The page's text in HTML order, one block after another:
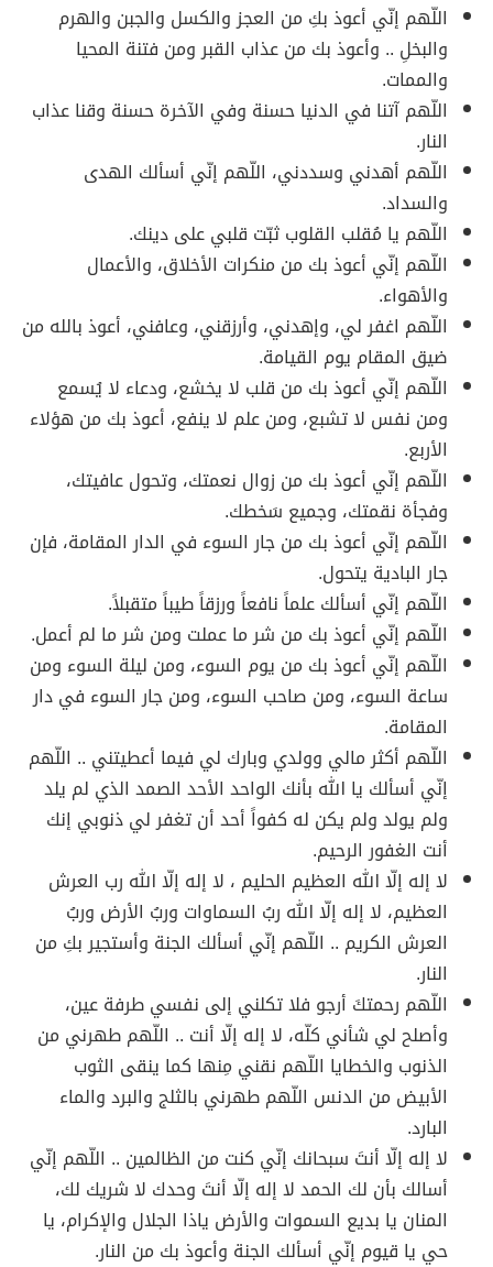
اللّهم إنّي أعوذ بكِ من العجز والكسل والجبن والهرم
والبخلِ .. وأعوذ بك من عذاب القبر ومن فتنة المحيا
والممات.
اللّهم آتنا في الدنيا حسنة وفي الآخرة حسنة وقنا عذاب
النار.
اللّهم أهدني وسددني، اللّهم إنّي أسألك الهدى
والسداد.
اللّهم يا مُقلب القلوب ثبّت قلبي على دينك.
اللّهم إنّي أعوذ بك من منكرات الأخلاق، والأعمال
والأهواء.
اللّهم اغفر لي، وإهدني، وأرزقني، وعافني، أعوذ بالله من
ضيق المقام يوم القيامة.
اللّهم إنّي أعوذ بك من قلب لا يخشع، ودعاء لا يُسمع
ومن نفس لا تشبع، ومن علم لا ينفع، أعوذ بك من هؤلاء
الأربع.
اللّهم إنّي أعوذ بك من زوال نعمتك، وتحول عافيتك،
وفجأة نقمتك، وجميع سَخطك.
اللّهم إنّي أعوذ بك من جار السوء في الدار المقامة، فإن
جار البادية يتحول.
اللّهم إنّي أسألك علماً نافعاً ورزقاً طيباً متقبلاً.
اللّهم إنّي أعوذ بك من شر ما عملت ومن شر ما لم أعمل.
اللّهم إنّي أعوذ بك من يوم السوء، ومن ليلة السوء ومن
ساعة السوء، ومن صاحب السوء، ومن جار السوء في دار
المقامة.
اللّهم أكثر مالي وولدي وبارك لي فيما أعطيتني .. اللّهم
إنّي أسألك يا الله بأنك الواحد الأحد الصمد الذي لم يلد
ولم يولد ولم يكن له كفواً أحد أن تغفر لي ذنوبي إنك
أنت الغفور الرحيم.
لا إله إلّا الله العظيم الحليم ، لا إله إلّا الله رب العرش
العظيم، لا إله إلّا الله ربُ السماوات وربُ الأرض وربُ
العرش الكريم .. اللّهم إنّي أسألك الجنة وأستجير بكِ من
النار.
اللّهم رحمتكَ أرجو فلا تكلني إلى نفسي طرفة عين،
وأصلح لي شأني كلّه، لا إله إلّا أنت .. اللّهم طهرني من
الذنوب والخطايا اللّهم نقني مِنها كما ينقى الثوب
الأبيض من الدنس اللّهم طهرني بالثلج والبرد والماء
البارد.
لا إله إلّا أنتَ سبحانك إنّي كنت من الظالمين .. اللّهم إنّي
أسالك بأن لك الحمد لا إله إلّا أنتَ وحدك لا شريك لك،
المنان يا بديع السموات والأرض ياذا الجلال والإكرام، يا
حي يا قيوم إنّي أسألك الجنة وأعوذ بك من النار.